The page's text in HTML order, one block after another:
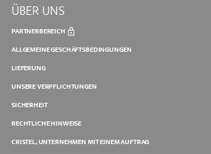
ÜBER UNS
PARTNERBEREICH
ALLGEMEINE GESCHÄFTSBEDINGUNGEN
LIEFERUNG
UNSERE VERPFLICHTUNGEN
SICHERHEIT
RECHTLICHE HINWEISE
CRISTEL, UNTERNEHMEN MIT EINEM AUFTRAG